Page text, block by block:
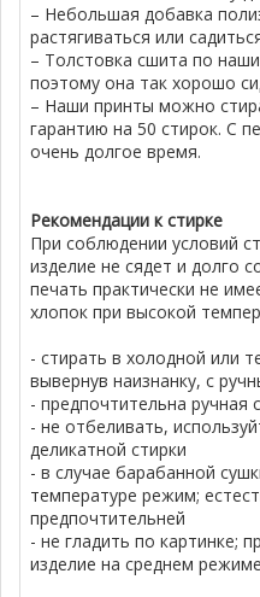
– Небольшая добавка
растягиваться или
– Толстовка сшита по
поэтому она так хорошо
– Наши принты можно
гарантию на 50 стирок. С
очень долгое время.
Рекомендации к стирке
При соблюдении условий
изделие не сядет и долго
печать практически не
хлопок при высокой
- стирать в холодной или
вывернув наизнанку, с
- предпочтительна ручная
- не отбеливать,
деликатной стирки
- в случае барабанной
температуре режим;
предпочтительней
- не гладить по картинке;
изделие на среднем